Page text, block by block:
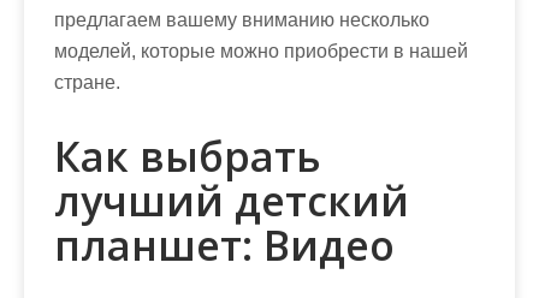
предлагаем вашему вниманию несколько
моделей, которые можно приобрести в нашей
стране.
Как выбрать
лучший детский
планшет: Видео